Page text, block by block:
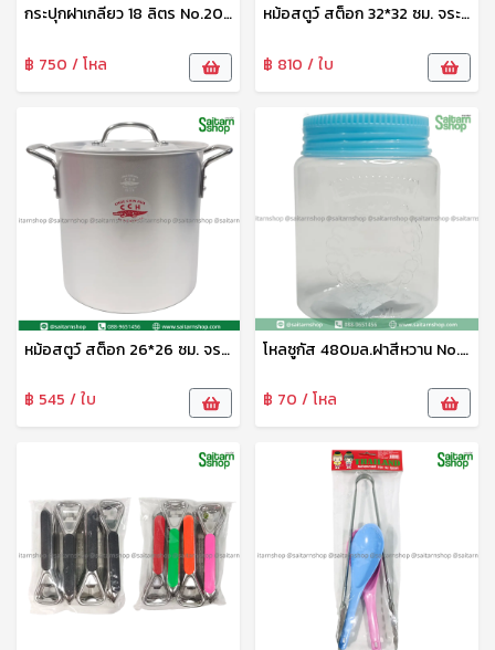
กระปุกฝาเกลียว 18 ลิตร No.20180 SRT
฿ 750 / โหล
หม้อสตูว์ สต็อก 32*32 ซม. จระเข้
฿ 810 / ใบ
หม้อสตูว์ สต็อก 26*26 ซม. จระเข้
฿ 545 / ใบ
โหลซูกัส 480มล.ฝาสีหวาน No.049-S เบสกลาส
฿ 70 / โหล